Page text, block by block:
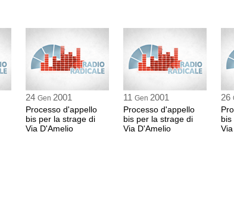
CALOGERO
FRANCESCO
Presidente
13:32 Durata: 4
Avvocato non
FRANCESCO
Presidente
24 Gen 2001
Processo d'appello
bis per la strage di
Via D'Amelio
11 Gen 2001
Processo d'appello
bis per la strage di
Via D'Amelio
26
bis